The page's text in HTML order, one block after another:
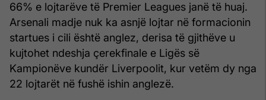
66% e lojtarëve të Premier Leagues janë të huaj.
Arsenali madje nuk ka asnjë lojtar në formacionin
startues i cili është anglez, derisa të gjithëve u
kujtohet ndeshja çerekfinale e Ligës së
Kampionëve kundër Liverpoolit, kur vetëm dy nga
22 lojtarët në fushë ishin anglezë.